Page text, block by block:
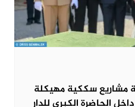
مشاريع سككية مهيكلة